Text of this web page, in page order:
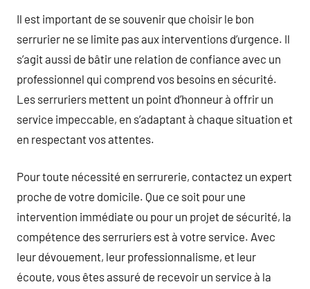
Il est important de se souvenir que choisir le bon
serrurier ne se limite pas aux interventions d’urgence. Il
s’agit aussi de bâtir une relation de confiance avec un
professionnel qui comprend vos besoins en sécurité.
Les serruriers mettent un point d’honneur à offrir un
service impeccable, en s’adaptant à chaque situation et
en respectant vos attentes.
Pour toute nécessité en serrurerie, contactez un expert
proche de votre domicile. Que ce soit pour une
intervention immédiate ou pour un projet de sécurité, la
compétence des serruriers est à votre service. Avec
leur dévouement, leur professionnalisme, et leur
écoute, vous êtes assuré de recevoir un service à la